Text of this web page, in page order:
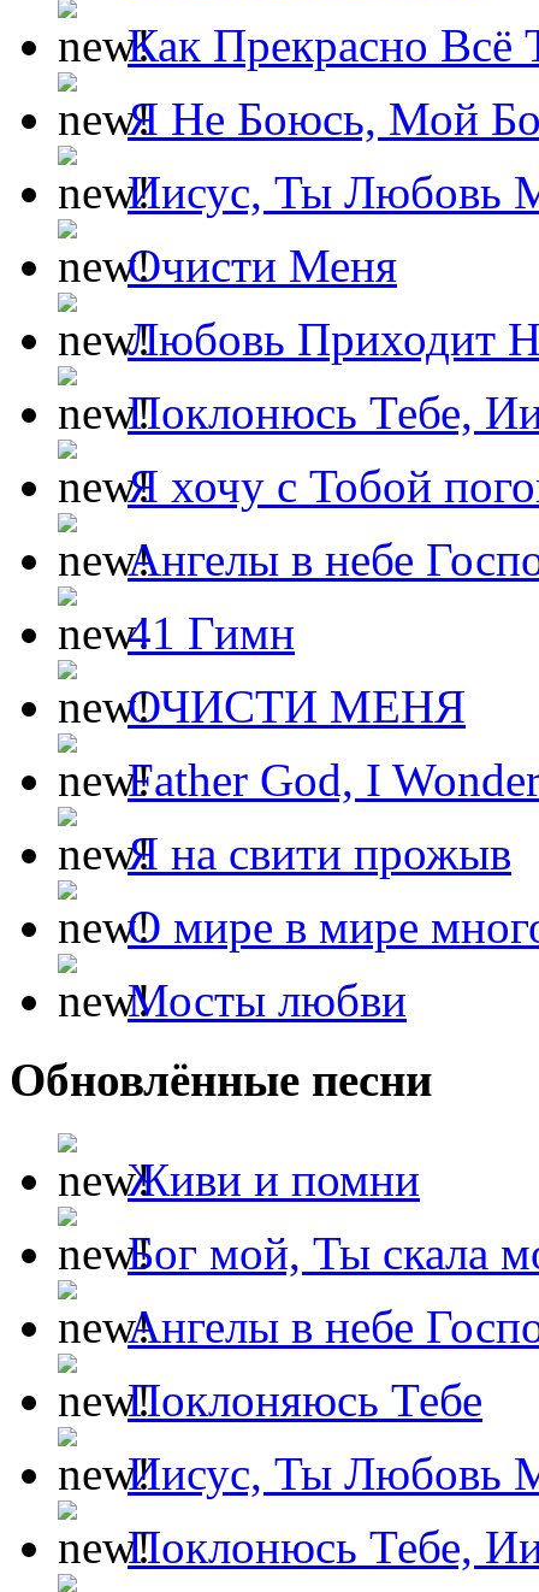
Как Прекрасно Всё
Я Не Боюсь, Мой
Иисус, Ты Любовь
Очисти Меня
Любовь Приходит
Поклонюсь Тебе,
Я хочу с Тобой
Ангелы в небе
41 Гимн
ОЧИСТИ МЕНЯ
Father God, I
Я на свити прожыв
О мире в мире
Мосты любви
Обновлённые песни
Живи и помни
Бог мой, Ты скала
Ангелы в небе
Поклоняюсь Тебе
Иисус, Ты Любовь
Поклонюсь Тебе,